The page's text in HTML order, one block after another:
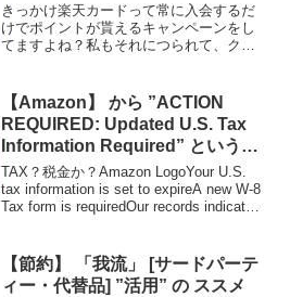
きっかけ楽天カードって常に入会するだ
けでポイントが貰えるキャンペーンをし
てますよね？私もそれにつられて、クレ
バー」の紹介メールが来たのがきっかけ
だった気がします。なにや...
【Amazon】 から ”ACTION
REQUIRED: Updated U.S. Tax
Information Required” というメ
ールが来た
TAX？税金か？Amazon LogoYour U.S.
tax information is set to expireA new W-8
Tax form is requiredOur records indicate
【節約】 「我流」 [サードパーテ
ィー・代替品] ”活用” の ススメ